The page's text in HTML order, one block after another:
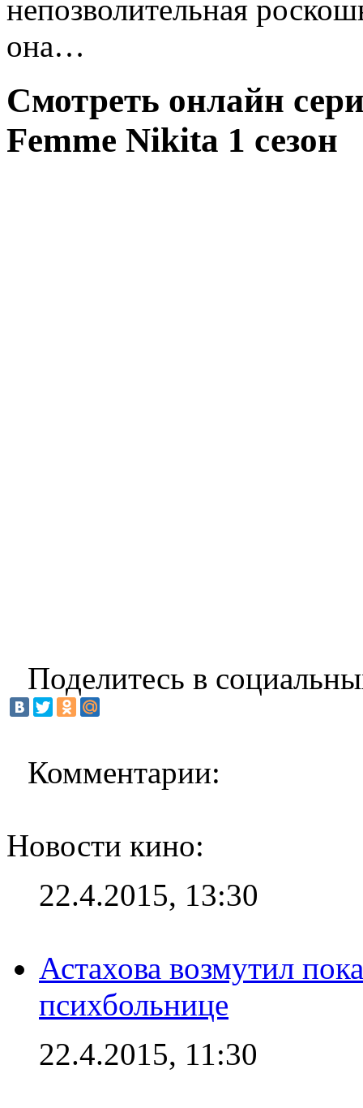
непозволительная
она…
Смотреть онлайн
Femme Nikita 1 сезон
Поделитесь в
Комментарии:
Новости кино:
22.4.2015, 13:30
Астахова возмутил
психбольнице
22.4.2015, 11:30